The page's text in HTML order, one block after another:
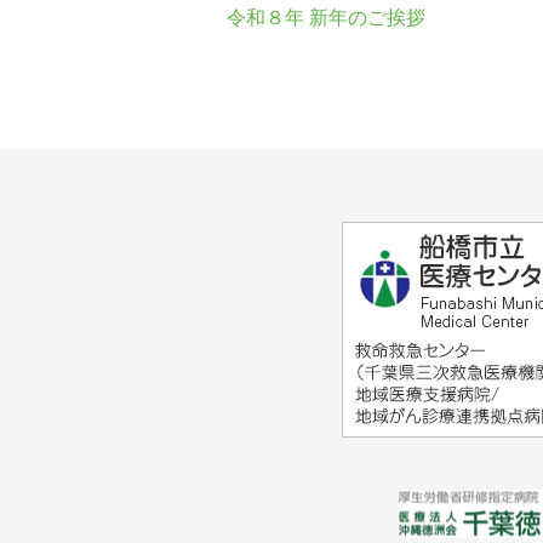
令和８年 新年のご挨拶